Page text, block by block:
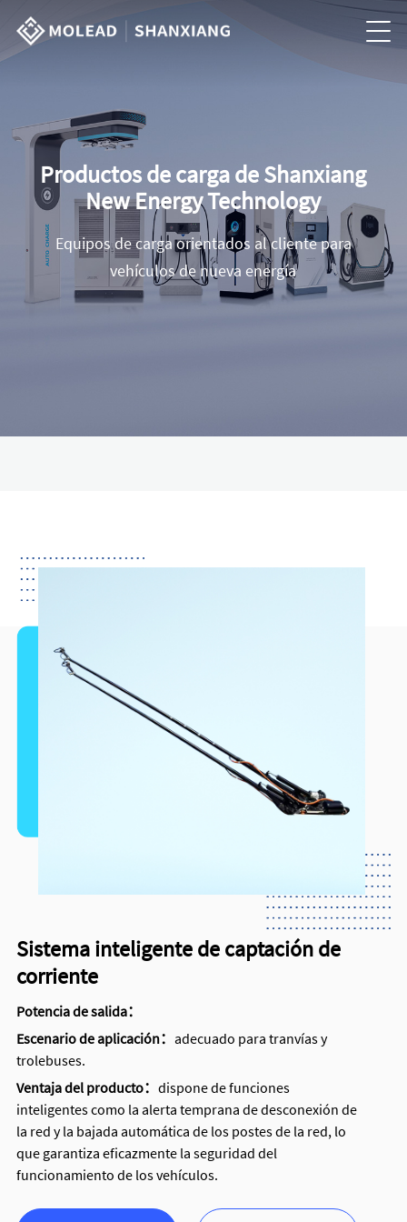
Productos de carga de Shanxiang
New Energy Technology
Equipos de carga orientados al cliente para
vehículos de nueva energía
Sistema inteligente de captación de
corriente
Potencia de salida：
Escenario de aplicación： adecuado para tranvías y
trolebuses.
Ventaja del producto： dispone de funciones
inteligentes como la alerta temprana de desconexión de
la red y la bajada automática de los postes de la red, lo
que garantiza eficazmente la seguridad del
funcionamiento de los vehículos.